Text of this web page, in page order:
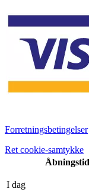
Forretningsbetingelser
Ret cookie-samtykke
I dag